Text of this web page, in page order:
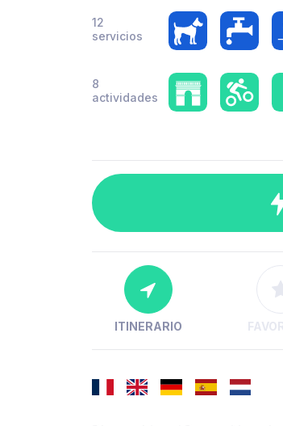
12
servicios
8
actividades
ITINERARIO